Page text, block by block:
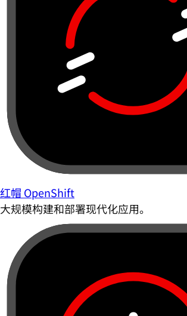
红帽 OpenShift
大规模构建和部署现代化应用。